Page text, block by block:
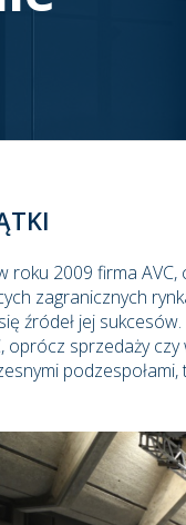
roku 2009 firma
zagranicznych
źródeł jej sukcesów.
oprócz sprzedaży